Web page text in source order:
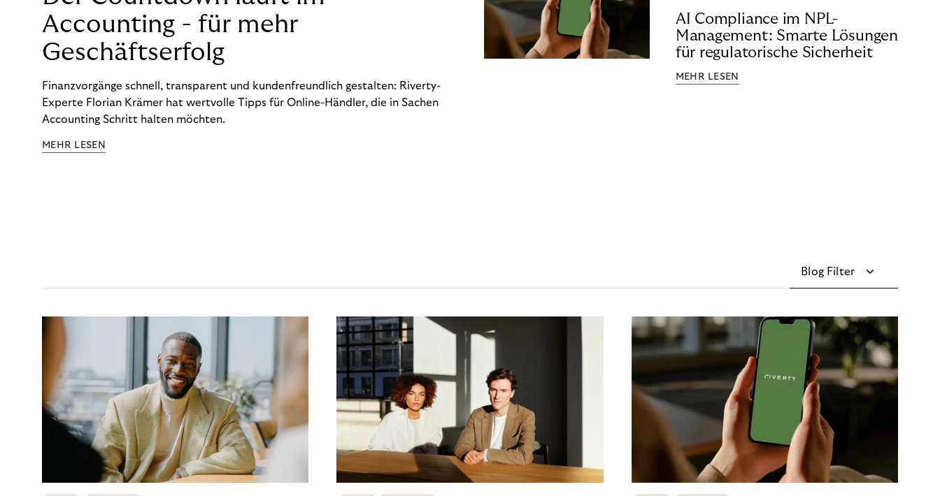
Accounting - für mehr
Geschäftserfolg
Finanzvorgänge schnell, transparent und kundenfreundlich gestalten: Riverty-
Experte Florian Krämer hat wertvolle Tipps für Online-Händler, die in Sachen
Accounting Schritt halten möchten.
MEHR LESEN
AI Compliance im NPL-
Management: Smarte Lösungen
für regulatorische Sicherheit
MEHR LESEN
Blog Filter